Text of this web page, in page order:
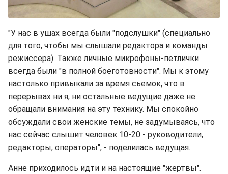
"У нас в ушах всегда были "подслушки" (специально
для того, чтобы мы слышали редактора и команды
режиссера). Также личные микрофоны-петлички
всегда были "в полной боеготовности". Мы к этому
настолько привыкали за время сьемок, что в
перерывах ни я, ни остальные ведущие даже не
обращали внимания на эту технику. Мы спокойно
обсуждали свои женские темы, не задумываясь, что
нас сейчас слышит человек 10-20 - руководители,
редакторы, операторы", - поделилась ведущая.
Анне приходилось идти и на настоящие "жертвы".